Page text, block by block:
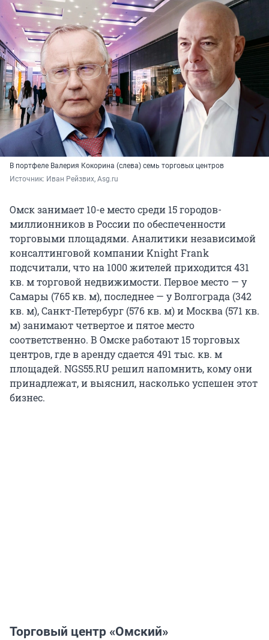
В портфеле Валерия Кокорина (слева) семь торговых центров
Источник: Иван Рейзвих, Asg.ru
Омск занимает 10-е место среди 15 городов-
миллионников в России по обеспеченности
торговыми площадями. Аналитики независимой
консалтинговой компании Knight Frank
подсчитали, что на 1000 жителей приходится 431
кв. м торговой недвижимости. Первое место — у
Самары (765 кв. м), последнее — у Волгограда (342
кв. м), Санкт-Петербург (576 кв. м) и Москва (571 кв.
м) занимают четвертое и пятое место
соответственно. В Омске работают 15 торговых
центров, где в аренду сдается 491 тыс. кв. м
площадей. NGS55.RU решил напомнить, кому они
принадлежат, и выяснил, насколько успешен этот
бизнес.
Торговый центр «Омский»